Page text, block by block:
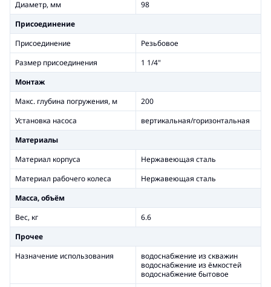
Диаметр, мм
98
Присоединение
Присоединение
Резьбовое
Размер присоединения
1 1/4"
Монтаж
Макс. глубина погружения, м
200
Установка насоса
вертикальная/горизонтальная
Материалы
Материал корпуса
Нержавеющая сталь
Материал рабочего колеса
Нержавеющая сталь
Масса, объём
Вес, кг
6.6
Прочее
Назначение использования
водоснабжение из скважин
водоснабжение из ёмкостей
водоснабжение бытовое